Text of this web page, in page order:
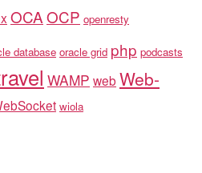
OCAOCP openresty
database oracle grid php podcasts
WAMP web Web-
wiola